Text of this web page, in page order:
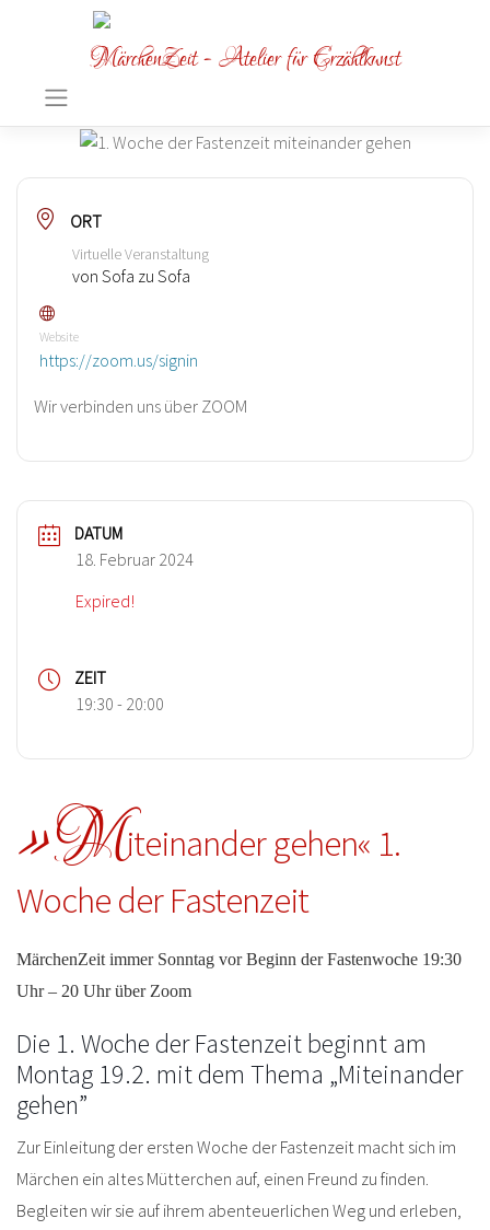
MärchenZeit - Atelier für Erzählkunst
ORT
Virtuelle Veranstaltung
von Sofa zu Sofa
Website
https://zoom.us/signin
Wir verbinden uns über ZOOM
DATUM
18. Februar 2024
Expired!
ZEIT
19:30 - 20:00
»Miteinander gehen« 1.
Woche der Fastenzeit
MärchenZeit immer Sonntag vor Beginn der Fastenwoche 19:30
Uhr – 20 Uhr über Zoom
Die 1. Woche der Fastenzeit beginnt am
Montag 19.2. mit dem Thema „Miteinander
gehen”
Zur Einleitung der ersten Woche der Fastenzeit macht sich im
Märchen ein altes Mütterchen auf, einen Freund zu finden.
Begleiten wir sie auf ihrem abenteuerlichen Weg und erleben,